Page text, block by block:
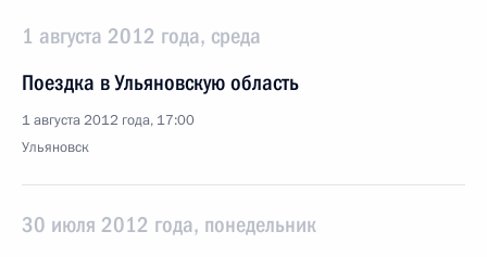
1 августа 2012 года, среда
Поездка в Ульяновскую область
1 августа 2012 года, 17:00
Ульяновск
30 июля 2012 года, понедельник